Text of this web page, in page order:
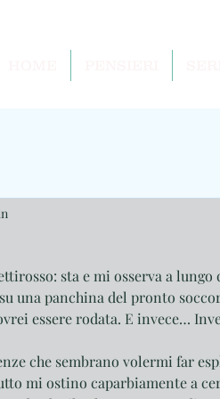
sta e mi osserva a lungo
una panchina del pronto
essere rodata. E invece…
che sembrano volermi far
mi ostino caparbiamente a